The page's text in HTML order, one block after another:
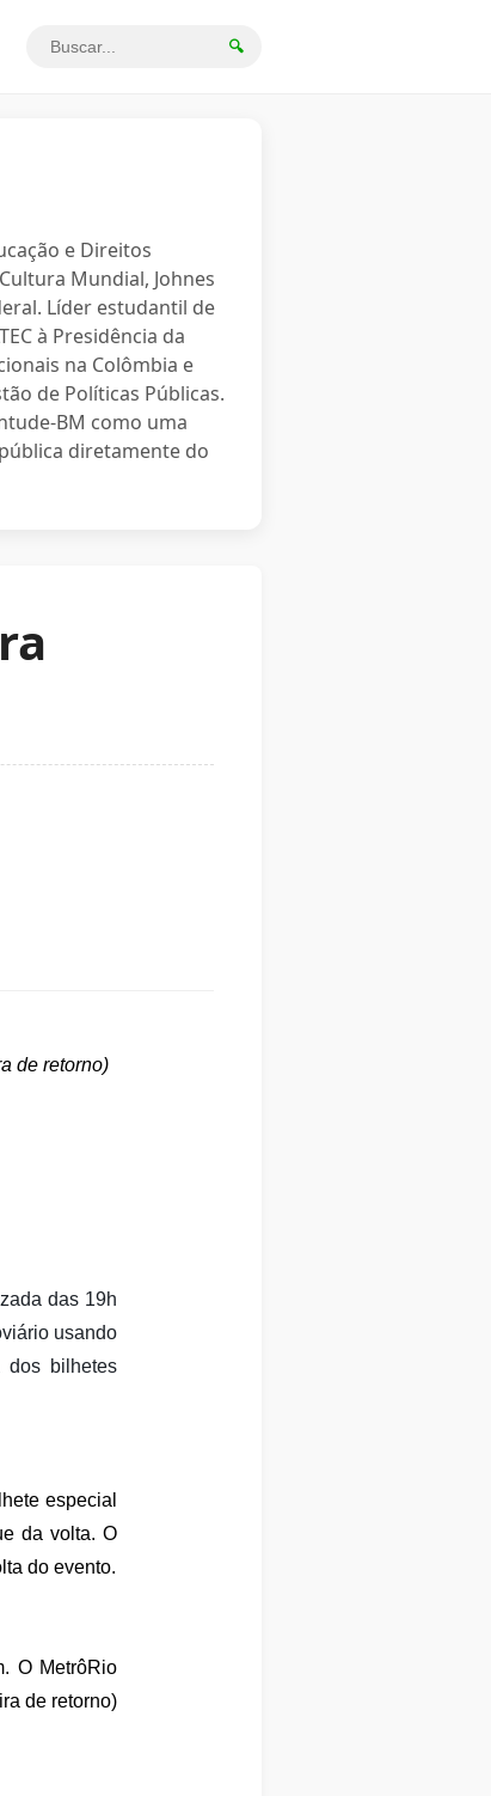
🔍
e Direitos
Mundial, Johnes
Líder estudantil de
à Presidência da
na Colômbia e
de Políticas Públicas.
BM como uma
diretamente do
de retorno)
das 19h
usando
dos bilhetes
especial
da volta. O
do evento.
O MetrôRio
de retorno)